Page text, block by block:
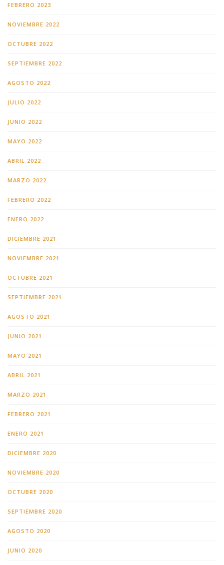
FEBRERO 2023
NOVIEMBRE 2022
OCTUBRE 2022
SEPTIEMBRE 2022
AGOSTO 2022
JULIO 2022
JUNIO 2022
MAYO 2022
ABRIL 2022
MARZO 2022
FEBRERO 2022
ENERO 2022
DICIEMBRE 2021
NOVIEMBRE 2021
OCTUBRE 2021
SEPTIEMBRE 2021
AGOSTO 2021
JUNIO 2021
MAYO 2021
ABRIL 2021
MARZO 2021
FEBRERO 2021
ENERO 2021
DICIEMBRE 2020
NOVIEMBRE 2020
OCTUBRE 2020
SEPTIEMBRE 2020
AGOSTO 2020
JUNIO 2020